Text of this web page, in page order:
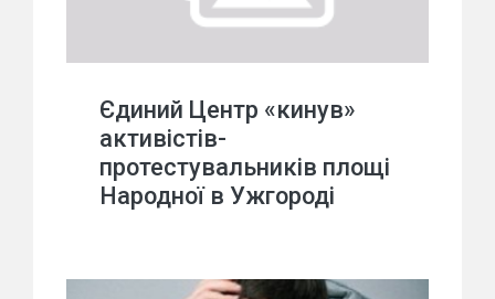
Єдиний Центр «кинув»
активістів-
протестувальників площі
Народної в Ужгороді